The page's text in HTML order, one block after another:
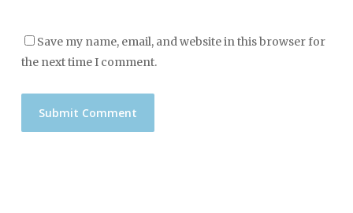
Save my name, email, and website in this browser for
the next time I comment.